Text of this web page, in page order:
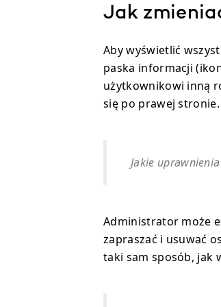
Jak
Aby wyświetlić
paska informacji
użytkownikowi inną
się po prawej
Jakie
Administrator może
zapraszać i usuwać
taki sam sposób, jak